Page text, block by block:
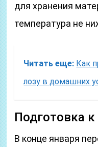
для хранения
температура не
Читать еще: Как
лозу в домашних
Подготовка
В конце января